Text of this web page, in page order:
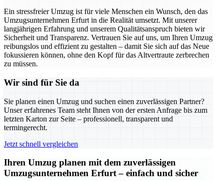
Ein stressfreier Umzug ist für viele Menschen ein Wunsch, den das
Umzugsunternehmen Erfurt in die Realität umsetzt. Mit unserer
langjährigen Erfahrung und unserem Qualitätsanspruch bieten wir
Sicherheit und Transparenz. Vertrauen Sie auf uns, um Ihren Umzug
reibungslos und effizient zu gestalten – damit Sie sich auf das Neue
fokussieren können, ohne den Kopf für das Altvertraute zerbrechen
zu müssen.
Wir sind für Sie da
Sie planen einen Umzug und suchen einen zuverlässigen Partner?
Unser erfahrenes Team steht Ihnen von der ersten Anfrage bis zum
letzten Karton zur Seite – professionell, transparent und
termingerecht.
Jetzt schnell vergleichen
Ihren Umzug planen mit dem zuverlässigen
Umzugsunternehmen Erfurt – einfach und sicher